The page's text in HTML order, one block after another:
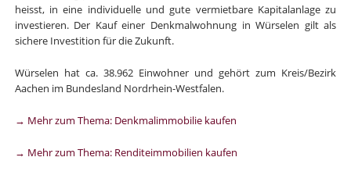
heisst, in eine individuelle und gute vermietbare Kapitalanlage zu
investieren. Der Kauf einer Denkmalwohnung in Würselen gilt als
sichere Investition für die Zukunft.
Würselen hat ca. 38.962 Einwohner und gehört zum Kreis/Bezirk
Aachen im Bundesland Nordrhein-Westfalen.
→ Mehr zum Thema: Denkmalimmobilie kaufen
→ Mehr zum Thema: Renditeimmobilien kaufen